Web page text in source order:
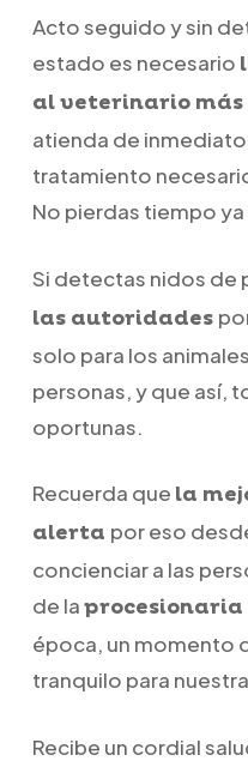
Acto seguido y sin
estado es necesario
al veterinario más
atienda de inmediato
tratamiento
No pierdas tiempo
Si detectas nidos de
las autoridades
solo para los
personas, y que así,
oportunas.
Recuerda que la
alerta por eso
concienciar a las
de laprocesionaria
época, un momento
tranquilo para
Recibe un cordial